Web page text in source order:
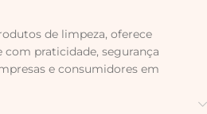
de limpeza, oferece
praticidade, segurança
e consumidores em